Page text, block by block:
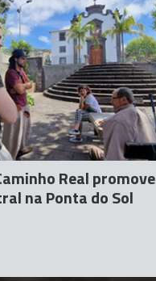
Real promove
na Ponta do Sol